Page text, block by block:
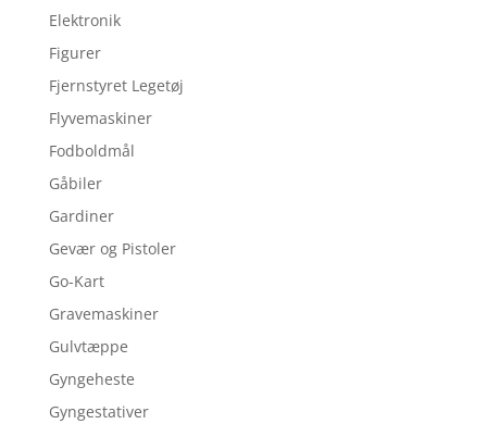
Elektronik
Figurer
Fjernstyret Legetøj
Flyvemaskiner
Fodboldmål
Gåbiler
Gardiner
Gevær og Pistoler
Go-Kart
Gravemaskiner
Gulvtæppe
Gyngeheste
Gyngestativer